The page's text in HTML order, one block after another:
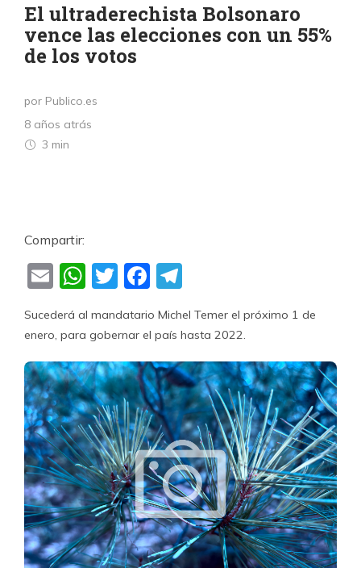
El ultraderechista Bolsonaro
vence las elecciones con un 55%
de los votos
por Publico.es
8 años atrás
3 min
Compartir:
EmailWhatsApp
TwitterFacebook
Sucederá al mandatario Michel Temer el próximo 1 de
enero, para gobernar el país hasta 2022.